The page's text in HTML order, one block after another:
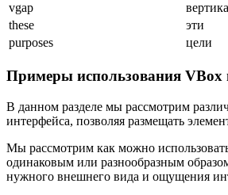
vgap
these
эти
purposes
цели
Примеры использования VBox
В данном разделе мы рассмотрим
интерфейса, позволяя размещать
Мы рассмотрим как можно
одинаковым или разнообразным
нужного внешнего вида и ощущения